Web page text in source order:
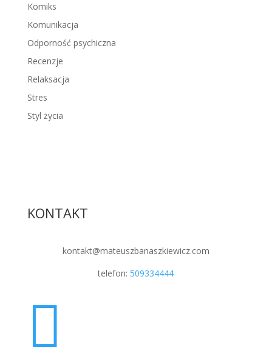
Komiks
Komunikacja
Odporność psychiczna
Recenzje
Relaksacja
Stres
Styl życia
KONTAKT
kontakt@mateuszbanaszkiewicz.com
telefon:509334444
